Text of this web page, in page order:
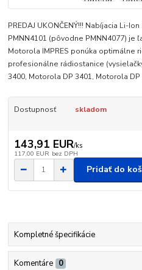
PREDAJ UKONČENÝ!!! Nabíjacia Li-
PMNN4101 (pôvodne PMNN4077) je
Motorola IMPRES ponúka optimálne
profesionálne rádiostanice
3400, Motorola DP 3401, Motorola DP
Dostupnosť skladom
143,91 EUR/ks
117,00 EUR bez DPH
Pridať do
Kompletné špecifikácie
Komentáre 0